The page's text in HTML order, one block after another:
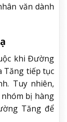
văn dành
khi Đường
Tăng tiếp tục
Tuy nhiên,
bị hàng
Tăng để